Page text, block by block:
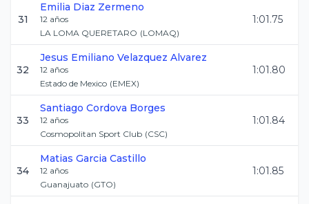
31
Emilia Diaz Zermeno
12 años
LA LOMA QUERETARO (LOMAQ)
1:01.75
32
Jesus Emiliano Velazquez Alvarez
12 años
Estado de Mexico (EMEX)
1:01.80
33
Santiago Cordova Borges
12 años
Cosmopolitan Sport Club (CSC)
1:01.84
34
Matias Garcia Castillo
12 años
Guanajuato (GTO)
1:01.85